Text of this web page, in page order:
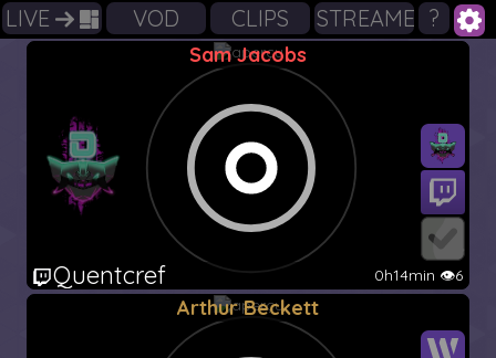
LIVE VOD CLIPS STREAMERS
?
Sam Jacobs
Quentcref 0h14min 👁️6
Arthur Beckett